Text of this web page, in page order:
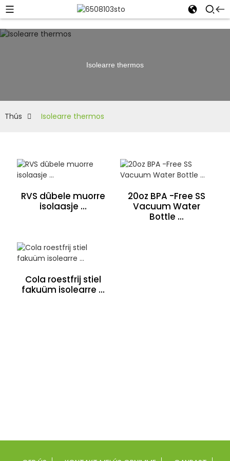
Isolearre thermos
Thús Isolearre thermos
RVS dûbele muorre
isolaasje ...
20oz BPA -Free SS
Vacuum Water
Bottle ...
Cola roestfrij stiel
fakuüm isolearre ...